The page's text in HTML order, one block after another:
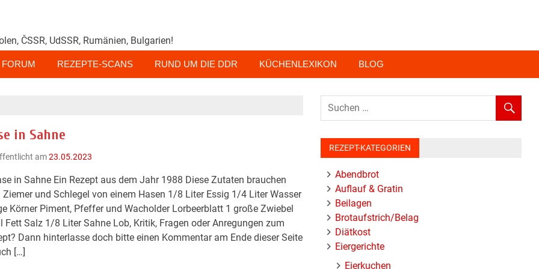
ČSSR, UdSSR, Rumänien, Bulgarien!
FORUM REZEPTE-SCANS RUND UM DIE DDR KÜCHENLEXIKON BLOG
in Sahne
am23.05.2023
in Sahne Ein Rezept aus dem Jahr 1988 Diese Zutaten brauchen
und Schlegel von einem Hasen 1/8 Liter Essig 1/4 Liter Wasser
Körner Piment, Pfeffer und Wacholder Lorbeerblatt 1 große Zwiebel
Fett Salz 1/8 Liter Sahne Lob, Kritik, Fragen oder Anregungen zum
Dann hinterlasse doch bitte einen Kommentar am Ende dieser Seite
[…]
REZEPT-KATEGORIEN
Abendbrot
Auflauf & Gratin
Beilagen
Brotaufstrich/Belag
Diätkost
Eiergerichte
Eierkuchen